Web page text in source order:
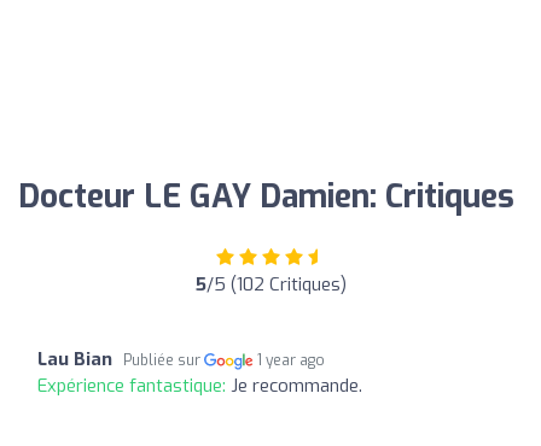
Docteur LE GAY Damien: Critiques
5/5 (102 Critiques)
Lau Bian Publiée sur 1 year ago
Expérience fantastique: Je recommande.